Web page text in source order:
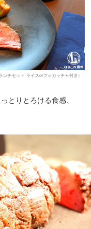
チセット ライスorフォカッチャ付き）
とりとろける食感、